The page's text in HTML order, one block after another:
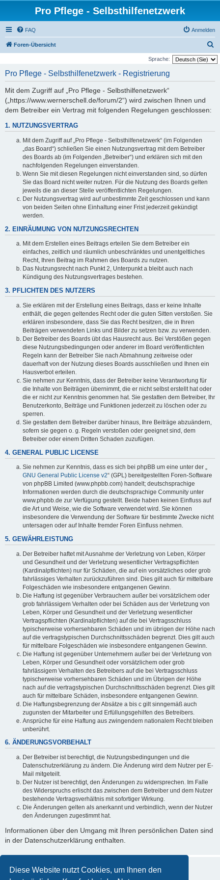
Diese Website nutzt Cookies, um Ihnen den
Pro Pflege - Selbsthilfenetzwerk
FAQ Anmelden
Foren-Übersicht
u
Sprache:
Pro Pflege - Selbsthilfenetzwerk - Registrierung
Mit dem Zugriff auf „Pro Pflege - Selbsthilfenetzwerk“
(„https://www.wernerschell.de/forum/2“) wird zwischen Ihnen und
dem Betreiber ein Vertrag mit folgenden Regelungen geschlossen:
1. NUTZUNGSVERTRAG
Mit dem Zugriff auf „Pro Pflege - Selbsthilfenetzwerk“ (im Folgenden
„das Board“) schließen Sie einen Nutzungsvertrag mit dem Betreiber
des Boards ab (im Folgenden „Betreiber“) und erklären sich mit den
nachfolgenden Regelungen einverstanden.
Wenn Sie mit diesen Regelungen nicht einverstanden sind, so dürfen
Sie das Board nicht weiter nutzen. Für die Nutzung des Boards gelten
jeweils die an dieser Stelle veröffentlichten Regelungen.
Der Nutzungsvertrag wird auf unbestimmte Zeit geschlossen und kann
von beiden Seiten ohne Einhaltung einer Frist jederzeit gekündigt
werden.
2. EINRÄUMUNG VON NUTZUNGSRECHTEN
Mit dem Erstellen eines Beitrags erteilen Sie dem Betreiber ein
einfaches, zeitlich und räumlich unbeschränktes und unentgeltliches
Recht, Ihren Beitrag im Rahmen des Boards zu nutzen.
Das Nutzungsrecht nach Punkt 2, Unterpunkt a bleibt auch nach
Kündigung des Nutzungsvertrages bestehen.
3. PFLICHTEN DES NUTZERS
Sie erklären mit der Erstellung eines Beitrags, dass er keine Inhalte
enthält, die gegen geltendes Recht oder die guten Sitten verstoßen. Sie
erklären insbesondere, dass Sie das Recht besitzen, die in Ihren
Beiträgen verwendeten Links und Bilder zu setzen bzw. zu verwenden.
Der Betreiber des Boards übt das Hausrecht aus. Bei Verstößen gegen
diese Nutzungsbedingungen oder anderer im Board veröffentlichten
Regeln kann der Betreiber Sie nach Abmahnung zeitweise oder
dauerhaft von der Nutzung dieses Boards ausschließen und Ihnen ein
Hausverbot erteilen.
Sie nehmen zur Kenntnis, dass der Betreiber keine Verantwortung für
die Inhalte von Beiträgen übernimmt, die er nicht selbst erstellt hat oder
die er nicht zur Kenntnis genommen hat. Sie gestatten dem Betreiber, Ihr
Benutzerkonto, Beiträge und Funktionen jederzeit zu löschen oder zu
sperren.
Sie gestatten dem Betreiber darüber hinaus, Ihre Beiträge abzuändern,
sofern sie gegen o. g. Regeln verstoßen oder geeignet sind, dem
Betreiber oder einem Dritten Schaden zuzufügen.
4. GENERAL PUBLIC LICENSE
Sie nehmen zur Kenntnis, dass es sich bei phpBB um eine unter der „
GNU General Public License v2“ (GPL) bereitgestellten Foren-Software
von phpBB Limited (www.phpbb.com) handelt; deutschsprachige
Informationen werden durch die deutschsprachige Community unter
www.phpbb.de zur Verfügung gestellt. Beide haben keinen Einfluss auf
die Art und Weise, wie die Software verwendet wird. Sie können
insbesondere die Verwendung der Software für bestimmte Zwecke nicht
untersagen oder auf Inhalte fremder Foren Einfluss nehmen.
5. GEWÄHRLEISTUNG
Der Betreiber haftet mit Ausnahme der Verletzung von Leben, Körper
und Gesundheit und der Verletzung wesentlicher Vertragspflichten
(Kardinalpflichten) nur für Schäden, die auf ein vorsätzliches oder grob
fahrlässiges Verhalten zurückzuführen sind. Dies gilt auch für mittelbare
Folgeschäden wie insbesondere entgangenen Gewinn.
Die Haftung ist gegenüber Verbrauchern außer bei vorsätzlichem oder
grob fahrlässigem Verhalten oder bei Schäden aus der Verletzung von
Leben, Körper und Gesundheit und der Verletzung wesentlicher
Vertragspflichten (Kardinalpflichten) auf die bei Vertragsschluss
typischerweise vorhersehbaren Schäden und im übrigen der Höhe nach
auf die vertragstypischen Durchschnittsschäden begrenzt. Dies gilt auch
für mittelbare Folgeschäden wie insbesondere entgangenen Gewinn.
Die Haftung ist gegenüber Unternehmern außer bei der Verletzung von
Leben, Körper und Gesundheit oder vorsätzlichem oder grob
fahrlässigem Verhalten des Betreibers auf die bei Vertragsschluss
typischerweise vorhersehbaren Schäden und im Übrigen der Höhe
nach auf die vertragstypischen Durchschnittsschäden begrenzt. Dies gilt
auch für mittelbare Schäden, insbesondere entgangenen Gewinn.
Die Haftungsbegrenzung der Absätze a bis c gilt sinngemäß auch
zugunsten der Mitarbeiter und Erfüllungsgehilfen des Betreibers.
Ansprüche für eine Haftung aus zwingendem nationalem Recht bleiben
unberührt.
6. ÄNDERUNGSVORBEHALT
Der Betreiber ist berechtigt, die Nutzungsbedingungen und die
Datenschutzerklärung zu ändern. Die Änderung wird dem Nutzer per E-
Mail mitgeteilt.
Der Nutzer ist berechtigt, den Änderungen zu widersprechen. Im Falle
des Widerspruchs erlischt das zwischen dem Betreiber und dem Nutzer
bestehende Vertragsverhältnis mit sofortiger Wirkung.
Die Änderungen gelten als anerkannt und verbindlich, wenn der Nutzer
den Änderungen zugestimmt hat.
Informationen über den Umgang mit Ihren persönlichen Daten sind
in der Datenschutzerklärung enthalten.